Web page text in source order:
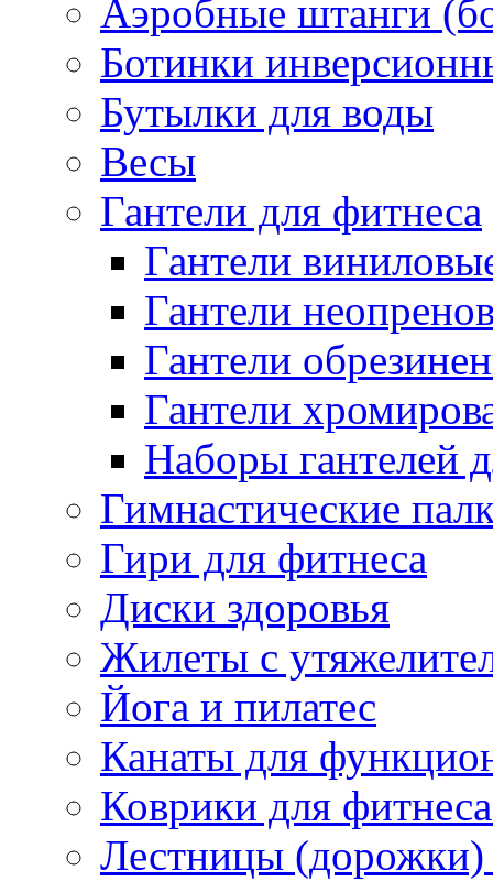
Аэробные штанги
Ботинки
Бутылки для воды
Весы
Гантели для фитнеса
Гантели
Гантели
Гантели
Гантели
Наборы гантелей
Гимнастические
Гири для фитнеса
Диски здоровья
Жилеты с
Йога и пилатес
Канаты для
Коврики для
Лестницы